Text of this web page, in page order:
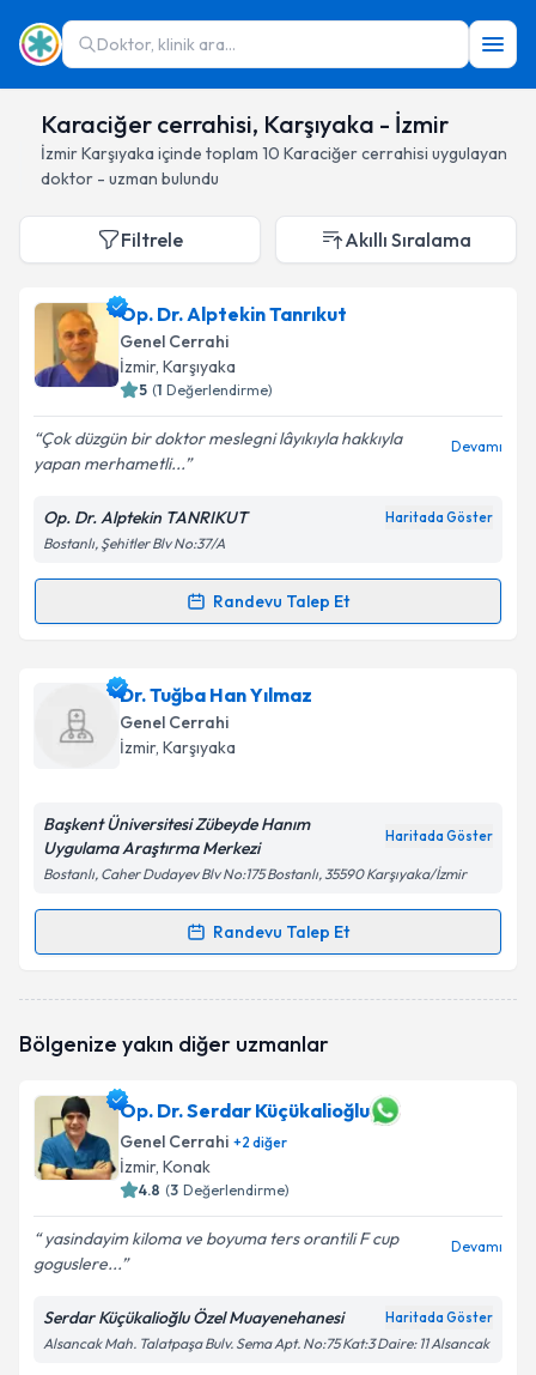
Doktor, klinik ara...
Karaciğer cerrahisi, Karşıyaka - İzmir
İzmirKarşıyaka içinde toplam 10 Karaciğer cerrahisi uygulayan
doktor - uzman bulundu
Filtrele Akıllı Sıralama
Op. Dr. Alptekin Tanrıkut
Genel Cerrahi
İzmir, Karşıyaka
5 (1 Değerlendirme)
Çok düzgün bir doktor meslegni lâyıkıyla hakkıyla
yapan merhametli...
Devamı
Op. Dr. Alptekin TANRIKUT Haritada Göster
Bostanlı, Şehitler Blv No:37/A
Randevu Talep Et
Randevu Takvimi Talebi
Op. Dr. Alptekin Tanrıkutiçin randevu takvimi talebi
oluşturun. Size bu uzmandan randevu almanız için bir
takvim hazırlandığında e-posta ile bilgilendireceğiz.
Kişisel verilerimin işlenmesine ilişkinAydınlatma
'ni okudum ve kişisel verilerimin belirtilen
kapsamda işlenmesini kabul ediyorum.
Dr. Tuğba Han Yılmaz
Genel Cerrahi
İzmir, Karşıyaka
Başkent Üniversitesi Zübeyde Hanım
Uygulama Araştırma Merkezi
Haritada Göster
Bostanlı, Caher Dudayev Blv No:175 Bostanlı, 35590 Karşıyaka/İzmir
Randevu Talep Et
Randevu Takvimi Talebi
oluşturun. Size bu uzmandan randevu almanız için bir
E-posta Adresiniz
Kişisel verilerimin işlenmesine ilişkinAydınlatma
Metni
Takvim Talebini Gönder
Bölgenize yakın diğer uzmanlar
Op. Dr. Serdar Küçükalioğlu
Genel Cerrahi +2 diğer
İzmir, Konak
4.8 (3 Değerlendirme)
yasindayim kiloma ve boyuma ters orantili F cup
goguslere...
Devamı
Serdar Küçükalioğlu Özel Muayenehanesi Haritada Göster
Alsancak Mah. Talatpaşa Bulv. Sema Apt. No:75 Kat:3 Daire: 11 Alsancak